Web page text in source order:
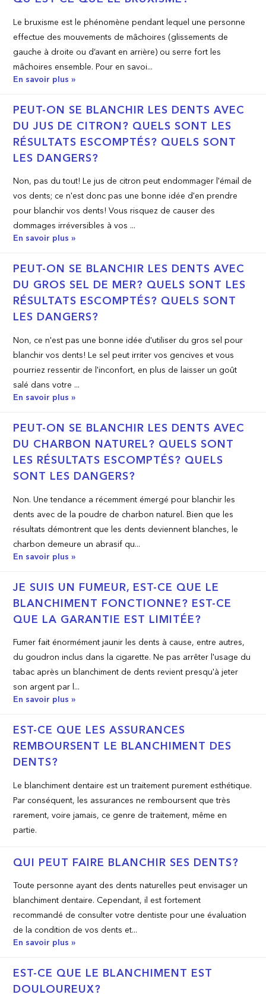
Le bruxisme est le phénomène pendant lequel une personne
effectue des mouvements de mâchoires (glissements de
gauche à droite ou d’avant en arrière) ou serre fort les
mâchoires ensemble. Pour en savoi...
En savoir plus »
PEUT­-ON SE BLANCHIR LES DENTS AVEC
DU JUS DE CITRON? QUELS SONT LES
RÉSULTATS ESCOMPTÉS? QUELS SONT
LES DANGERS?
Non, pas du tout! Le jus de citron peut endommager l'émail de
vos dents; ce n'est donc pas une bonne idée d'en prendre
pour blanchir vos dents! Vous risquez de causer des
dommages irréversibles à vos ...
En savoir plus »
PEUT­-ON SE BLANCHIR LES DENTS AVEC
DU GROS SEL DE MER? QUELS SONT LES
RÉSULTATS ESCOMPTÉS? QUELS SONT
LES DANGERS?
Non, ce n'est pas une bonne idée d'utiliser du gros sel pour
blanchir vos dents! Le sel peut irriter vos gencives et vous
pourriez ressentir de l'inconfort, en plus de laisser un goût
salé dans votre ...
En savoir plus »
PEUT­-ON SE BLANCHIR LES DENTS AVEC
DU CHARBON NATUREL? QUELS SONT
LES RÉSULTATS ESCOMPTÉS? QUELS
SONT LES DANGERS?
Non. Une tendance a récemment émergé pour blanchir les
dents avec de la poudre de charbon naturel. Bien que les
résultats démontrent que les dents deviennent blanches, le
charbon demeure un abrasif qu...
En savoir plus »
JE SUIS UN FUMEUR, EST­-CE QUE LE
BLANCHIMENT FONCTIONNE? EST­-CE
QUE LA GARANTIE EST LIMITÉE?
Fumer fait énormément jaunir les dents à cause, entre autres,
du goudron inclus dans la cigarette. Ne pas arrêter l'usage du
tabac après un blanchiment de dents revient presqu'à jeter
son argent par l...
En savoir plus »
EST-­CE QUE LES ASSURANCES
REMBOURSENT LE BLANCHIMENT DES
DENTS?
Le blanchiment dentaire est un traitement purement esthétique.
Par conséquent, les assurances ne remboursent que très
rarement, voire jamais, ce genre de traitement, même en
partie.
QUI PEUT FAIRE BLANCHIR SES DENTS?
Toute personne ayant des dents naturelles peut envisager un
blanchiment dentaire. Cependant, il est fortement
recommandé de consulter votre dentiste pour une évaluation
de la condition de vos dents et...
En savoir plus »
EST-­CE QUE LE BLANCHIMENT EST
DOULOUREUX?